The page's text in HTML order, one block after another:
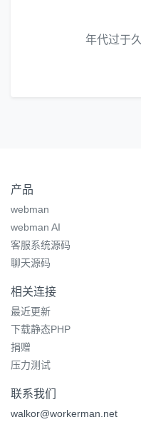
年代过于
产品
webman
webman AI
客服系统源码
聊天源码
相关连接
最近更新
下载静态PHP
捐赠
压力测试
联系我们
walkor@workerman.net